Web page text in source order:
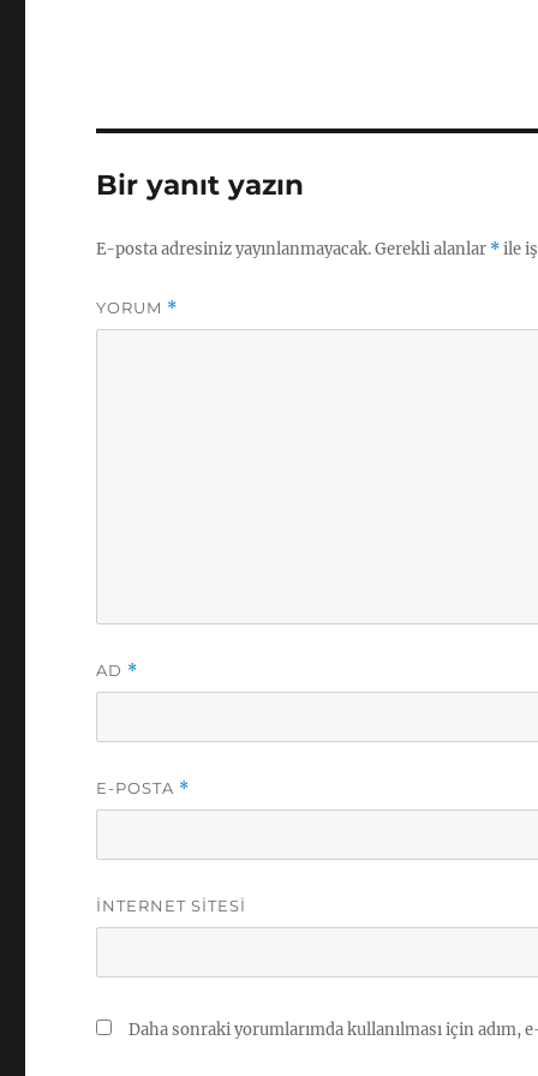
Bir yanıt yazın
E-posta adresiniz yayınlanmayacak.Gerekli alanlar *ile
YORUM *
AD *
E-POSTA *
İNTERNET SITESI
Daha sonraki yorumlarımda kullanılması için adım,